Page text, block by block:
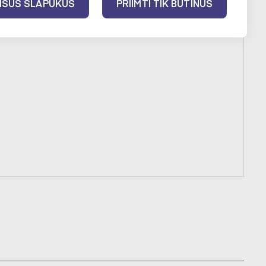
SLAPUKUS PRIIMTI TIK BŪTINUS